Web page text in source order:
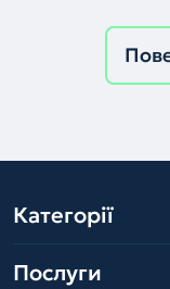
Категорії
Послуги